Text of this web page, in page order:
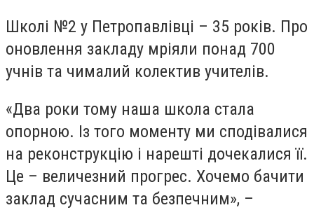
Школі №2 у Петропавлівці – 35 років. Про
оновлення закладу мріяли понад 700
учнів та чималий колектив учителів.
«Два роки тому наша школа стала
опорною. Із того моменту ми сподівалися
на реконструкцію і нарешті дочекалися її.
Це – величезний прогрес. Хочемо бачити
заклад сучасним та безпечним», –